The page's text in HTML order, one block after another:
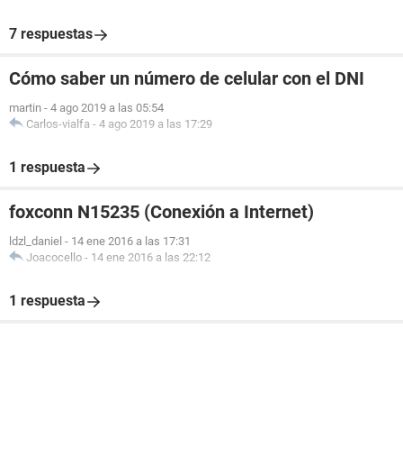
7 respuestas
Cómo saber un número de celular con el DNI
martin - 4 ago 2019 a las 05:54
Carlos-vialfa - 4 ago 2019 a las 17:29
1 respuesta
foxconn N15235 (Conexión a Internet)
ldzl_daniel - 14 ene 2016 a las 17:31
Joacocello - 14 ene 2016 a las 22:12
1 respuesta